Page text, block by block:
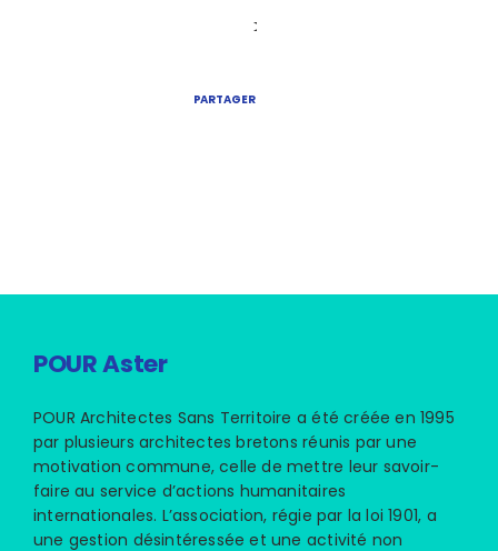
PARTAGER
POUR Aster
POUR Architectes Sans Territoire a été créée en 1995
par plusieurs architectes bretons réunis par une
motivation commune, celle de mettre leur savoir-
faire au service d’actions humanitaires
internationales. L’association, régie par la loi 1901, a
une gestion désintéressée et une activité non